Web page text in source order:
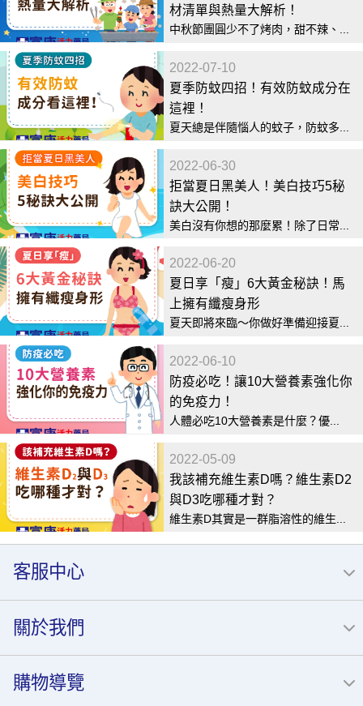
材清單與熱量大解析！
中秋節團圓少不了烤肉，甜不辣、...
2022-07-10
夏季防蚊四招！有效防蚊成分在
這裡！
夏天總是伴隨惱人的蚊子，防蚊多...
2022-06-30
拒當夏日黑美人！美白技巧5秘
訣大公開！
美白沒有你想的那麼累！除了日常...
2022-06-20
夏日享「瘦」6大黃金秘訣！馬
上擁有纖瘦身形
夏天即將來臨～你做好準備迎接夏...
2022-06-10
防疫必吃！讓10大營養素強化你
的免疫力！
人體必吃10大營養素是什麼？優...
2022-05-09
我該補充維生素D嗎？維生素D2
與D3吃哪種才對？
維生素D其實是一群脂溶性的維生...
客服中心
關於我們
購物導覽